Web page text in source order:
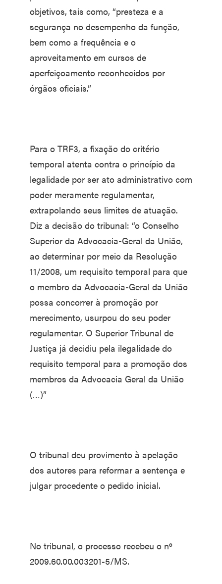
objetivos, tais como, “presteza e a
segurança no desempenho da função,
bem como a frequência e o
aproveitamento em cursos de
aperfeiçoamento reconhecidos por
órgãos oficiais.”
Para o TRF3, a fixação do critério
temporal atenta contra o princípio da
legalidade por ser ato administrativo com
poder meramente regulamentar,
extrapolando seus limites de atuação.
Diz a decisão do tribunal: “o Conselho
Superior da Advocacia-Geral da União,
ao determinar por meio da Resolução
11/2008, um requisito temporal para que
o membro da Advocacia-Geral da União
possa concorrer à promoção por
merecimento, usurpou do seu poder
regulamentar. O Superior Tribunal de
Justiça já decidiu pela ilegalidade do
requisito temporal para a promoção dos
membros da Advocacia Geral da União
(…)”
O tribunal deu provimento à apelação
dos autores para reformar a sentença e
julgar procedente o pedido inicial.
No tribunal, o processo recebeu o nº
2009.60.00.003201-5/MS.